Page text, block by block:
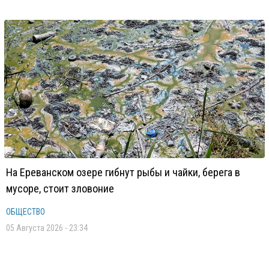
На Ереванском озере гибнут рыбы и чайки, берега в
мусоре, стоит зловоние
ОБЩЕСТВО
05 Августа 2026 - 23:34